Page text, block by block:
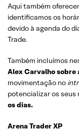
Aqui também
identificamos os
devido à agenda do
Trade.
Também incluímos
Alex Carvalho sobre
movimentação no
potencializar os seus
os dias.
Arena Trader XP